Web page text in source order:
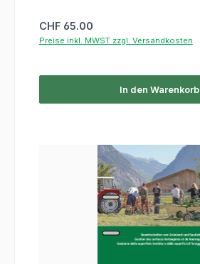
Regulärer Preis:
CHF 65.00
Preise inkl. MWST zzgl. Versandkosten
In den Warenkorb